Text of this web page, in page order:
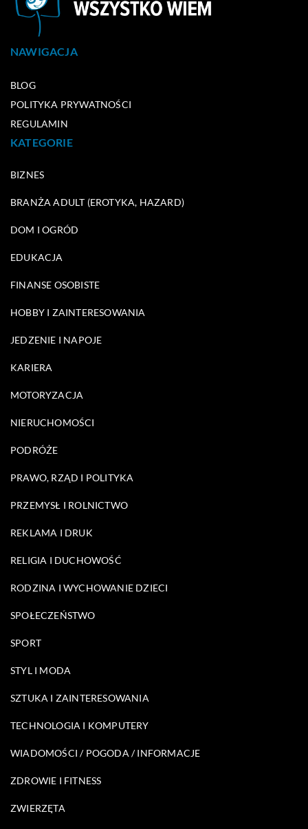
NAWIGACJA
BLOG
POLITYKA PRYWATNOŚCI
REGULAMIN
KATEGORIE
BIZNES
BRANŻA ADULT (EROTYKA, HAZARD)
DOM I OGRÓD
EDUKACJA
FINANSE OSOBISTE
HOBBY I ZAINTERESOWANIA
JEDZENIE I NAPOJE
KARIERA
MOTORYZACJA
NIERUCHOMOŚCI
PODRÓŻE
PRAWO, RZĄD I POLITYKA
PRZEMYSŁ I ROLNICTWO
REKLAMA I DRUK
RELIGIA I DUCHOWOŚĆ
RODZINA I WYCHOWANIE DZIECI
SPOŁECZEŃSTWO
SPORT
STYL I MODA
SZTUKA I ZAINTERESOWANIA
TECHNOLOGIA I KOMPUTERY
WIADOMOŚCI / POGODA / INFORMACJE
ZDROWIE I FITNESS
ZWIERZĘTA